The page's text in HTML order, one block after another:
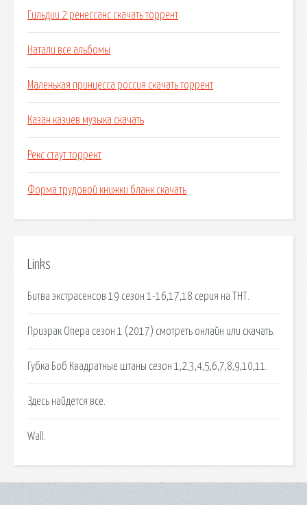
Гильдии 2 ренессанс скачать торрент
Натали все альбомы
Маленькая принцесса россия скачать торрент
Казан казиев музыка скачать
Рекс стаут торрент
Форма трудовой книжки бланк скачать
Links
Битва экстрасенсов 19 сезон 1-16,17,18 серия на ТНТ.
Призрак Опера сезон 1 (2017) смотреть онлайн или скачать.
Губка Боб Квадратные штаны сезон 1,2,3,4,5,6,7,8,9,10,11.
Здесь найдется все.
Wall.